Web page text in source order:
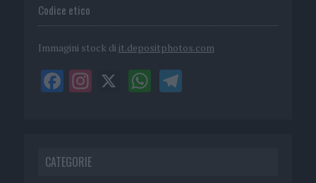
Codice etico
Immagini stock di it.depositphotos.com
CATEGORIE